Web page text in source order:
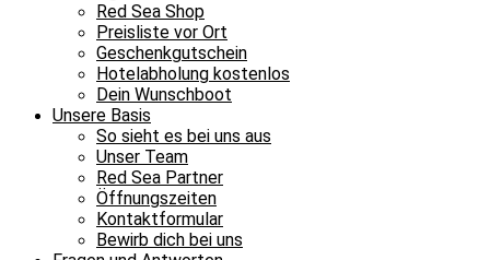
Red Sea Shop
Preisliste vor Ort
Geschenkgutschein
Hotelabholung kostenlos
Dein Wunschboot
Unsere Basis
So sieht es bei uns aus
Unser Team
Red Sea Partner
Öffnungszeiten
Kontaktformular
Bewirb dich bei uns